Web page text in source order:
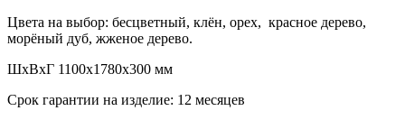
Цвета на выбор: бесцветный, клён, орех, красное дерево,
морёный дуб, жженое дерево.
ШхВхГ 1100х1780х300 мм
Срок гарантии на изделие: 12 месяцев